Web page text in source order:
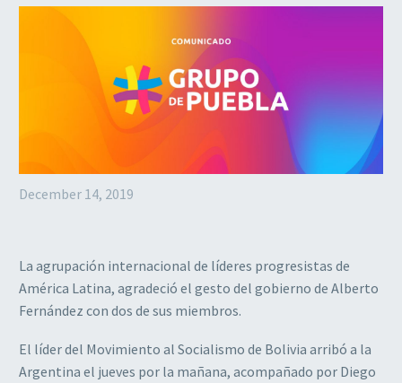
December 14, 2019
La agrupación internacional de líderes progresistas de
América Latina, agradeció el gesto del gobierno de Alberto
Fernández con dos de sus miembros.
El líder del Movimiento al Socialismo de Bolivia arribó a la
Argentina el jueves por la mañana, acompañado por Diego